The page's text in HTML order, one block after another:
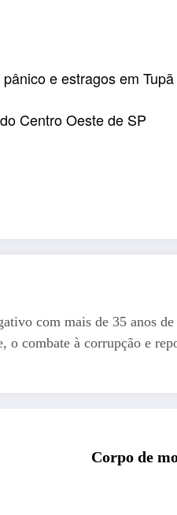
e estragos em Tupã
Centro Oeste de SP
com mais de 35 anos
combate à corrupção e
Corpo de